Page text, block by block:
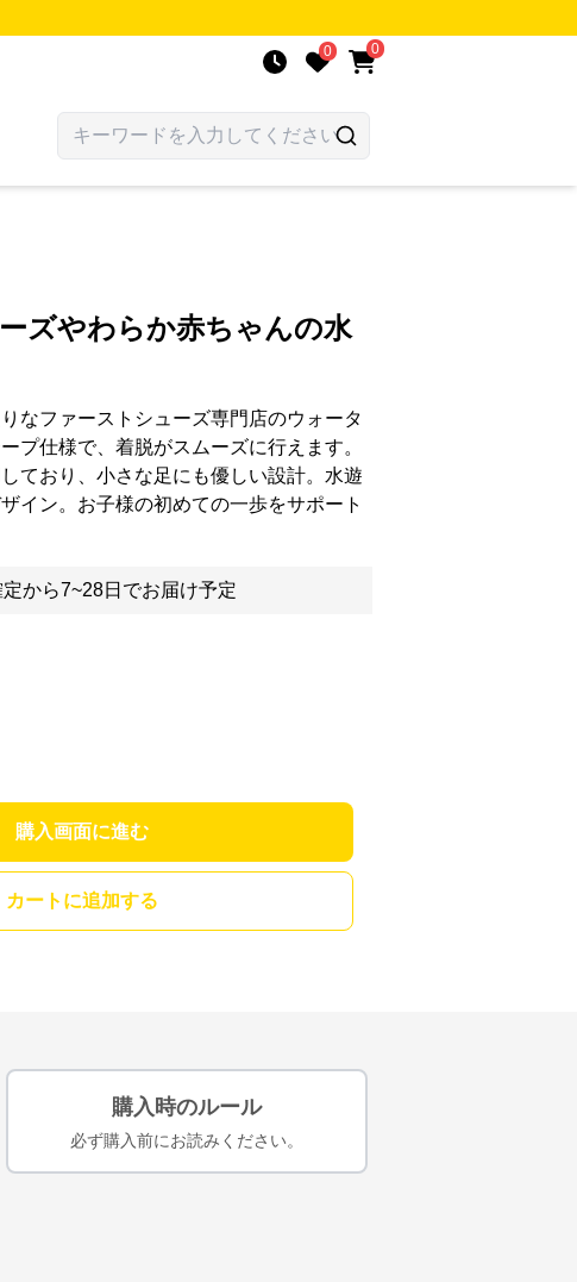
0 0
ズやわらか赤ちゃんの水
なファーストシューズ専門店のウォータ
プ仕様で、着脱がスムーズに行えます。
ており、小さな足にも優しい設計。水遊
イン。お子様の初めての一歩をサポート
定から7~28日でお届け予定
購入画面に進む
カートに追加する
購入時のルール
必ず購入前にお読みください。